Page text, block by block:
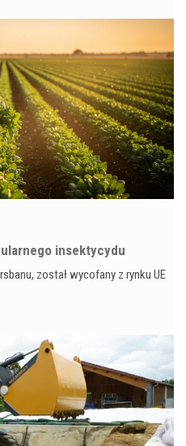
insektycydu
został wycofany z rynku UE